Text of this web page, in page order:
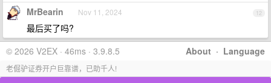
12
MrBearin Nov 11, 2024
最后买了吗?
About · Language
© 2026 V2EX · 46ms · 3.9.8.5
老倔驴证券开户巨靠谱，已助千人!